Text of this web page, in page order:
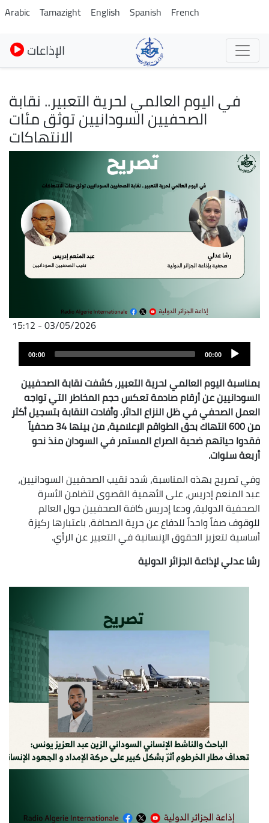
Pasar
al
contenido
principal
Arabic Tamazight English Spanish French
الإذاعات
في اليوم العالمي لحرية التعبير.. نقابة
الصحفيين السودانيين توثق مئات
الانتهاكات
Imagen
03/05/2026 - 15:12
Archivo
audio
00:00
00:00
بمناسبة اليوم العالمي لحرية التعبير، كشفت نقابة الصحفيين
السودانيين عن أرقام صادمة تعكس حجم المخاطر التي تواجه
العمل الصحفي في ظل النزاع الدائر. وأفادت النقابة بتسجيل أكثر
من 600 انتهاك بحق الطواقم الإعلامية، من بينها 34 صحفياً
فقدوا حياتهم ضحية الصراع المستمر في السودان منذ نحو
أربعة سنوات.
وفي تصريح بهذه المناسبة، شدد نقيب الصحفيين السودانيين،
عبد المنعم إدريس، على الأهمية القصوى لتضامن الأسرة
الصحفية الدولية، ودعا إدريس كافة الصحفيين حول العالم
للوقوف صفاً واحداً للدفاع عن حرية الصحافة، باعتبارها ركيزة
أساسية لتعزيز الحقوق الإنسانية في التعبير عن الرأي.
رشا عدلي لإذاعة الجزائر الدولية